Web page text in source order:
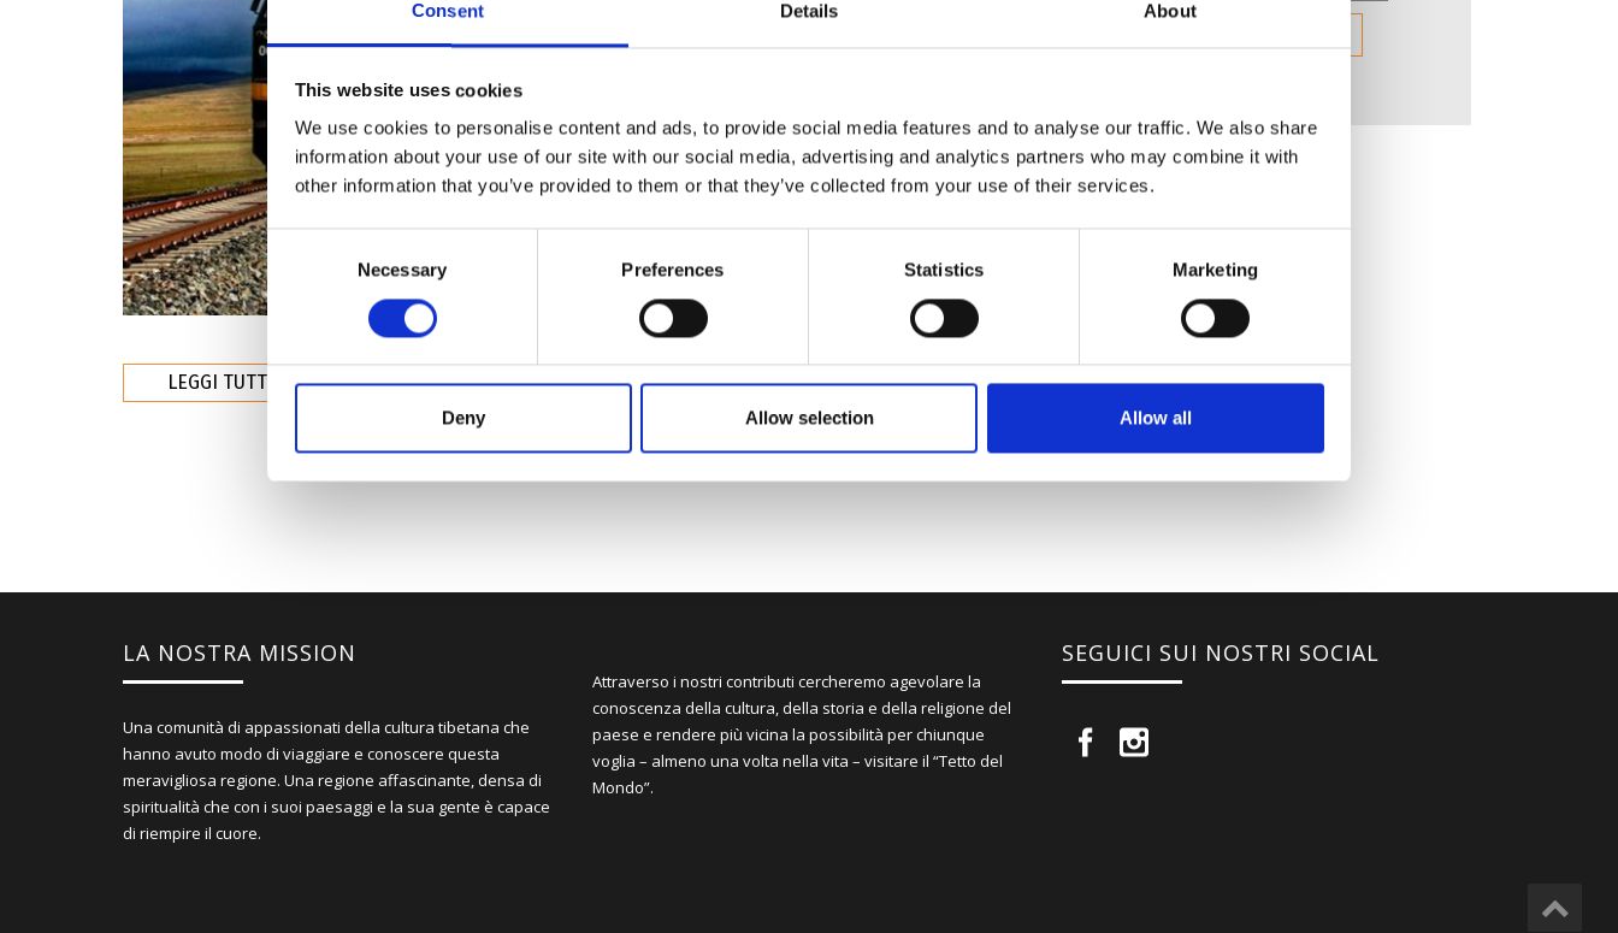
Consent Details About
This website uses cookies
We use cookies to personalise content and ads, to provide social media features and to analyse our traffic. We also share
information about your use of our site with our social media, advertising and analytics partners who may combine it with
other information that you’ve provided to them or that they’ve collected from your use of their services.
Consent
Selection
Necessary Preferences Statistics Marketing
Deny Allow selection Allow all
LEGGI TUTTO
LA NOSTRA MISSION
Una comunità di appassionati della cultura tibetana che
hanno avuto modo di viaggiare e conoscere questa
meravigliosa regione. Una regione affascinante, densa di
spiritualità che con i suoi paesaggi e la sua gente è capace
di riempire il cuore.
Attraverso i nostri contributi cercheremo agevolare la
conoscenza della cultura, della storia e della religione del
paese e rendere più vicina la possibilità per chiunque
voglia – almeno una volta nella vita – visitare il “Tetto del
Mondo”.
SEGUICI SUI NOSTRI SOCIAL